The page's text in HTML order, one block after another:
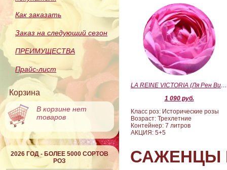
Как заказать
Заказ на следующий сезон
ПРЕИМУЩЕСТВА
Прайс-лист
Корзина
В корзине нет
товаров
2026 ГОД - БОЛЕЕ 5000 СОРТОВ
РОЗ
LA REINE VICTORIA (Ля Рен Виктория)
1 090 руб.
Класс роз: Исторические розы
Возраст: Трехлетние
Контейнер: 7 литров
АКЦИЯ: 5+5
САЖЕНЦЫ